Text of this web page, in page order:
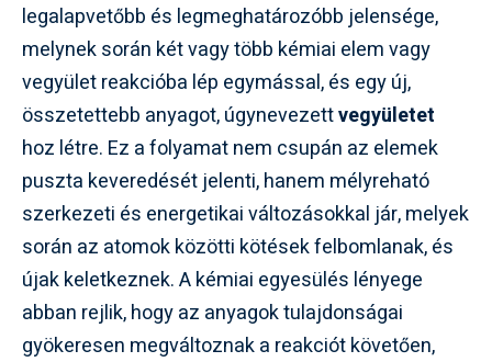
legalapvetőbb és legmeghatározóbb jelensége,
melynek során két vagy több kémiai elem vagy
vegyület reakcióba lép egymással, és egy új,
összetettebb anyagot, úgynevezettvegyületet
hoz létre. Ez a folyamat nem csupán az elemek
puszta keveredését jelenti, hanem mélyreható
szerkezeti és energetikai változásokkal jár, melyek
során az atomok közötti kötések felbomlanak, és
újak keletkeznek. A kémiai egyesülés lényege
abban rejlik, hogy az anyagok tulajdonságai
gyökeresen megváltoznak a reakciót követően,